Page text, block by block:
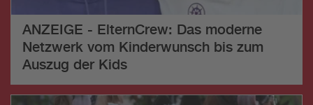
ANZEIGE - ElternCrew: Das moderne
Netzwerk vom Kinderwunsch bis zum
Auszug der Kids